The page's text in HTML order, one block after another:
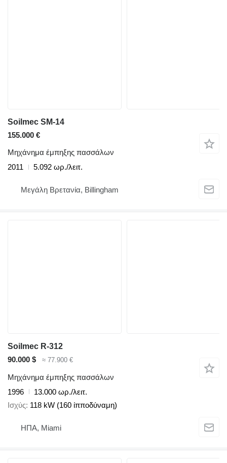
Soilmec SM-14
155.000 €
Μηχάνημα έμπηξης πασσάλων
2011
5.092 ωρ./λειτ.
Μεγάλη Βρετανία, Billingham
Soilmec R-312
90.000 $
≈ 77.900 €
Μηχάνημα έμπηξης πασσάλων
1996
13.000 ωρ./λειτ.
Ισχύς 118 kW (160 ίπποδύναμη)
ΗΠΑ, Miami